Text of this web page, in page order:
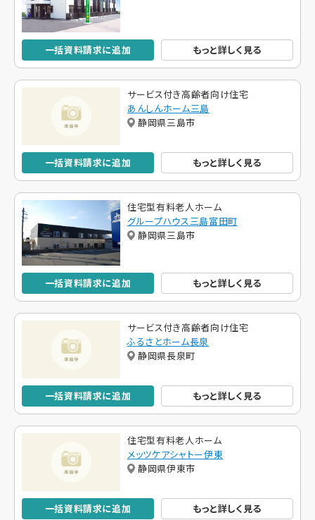
一括資料請求に追加 もっと詳しく見る
サービス付き高齢者向け住宅
あんしんホーム三島
静岡県三島市
一括資料請求に追加 もっと詳しく見る
住宅型有料老人ホーム
グループハウス三島富田町
静岡県三島市
一括資料請求に追加 もっと詳しく見る
サービス付き高齢者向け住宅
ふるさとホーム長泉
静岡県長泉町
一括資料請求に追加 もっと詳しく見る
住宅型有料老人ホーム
メッツケアシャトー伊東
静岡県伊東市
一括資料請求に追加 もっと詳しく見る